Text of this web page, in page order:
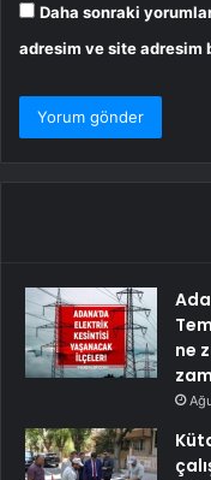
Daha sonraki
adresim ve site adresim
ne